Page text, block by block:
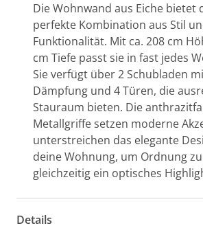
Die Wohnwand aus Eiche bietet
perfekte Kombination aus Stil
Funktionalität. Mit ca. 208 cm
cm Tiefe passt sie in fast jedes
Sie verfügt über 2 Schubladen
Dämpfung und 4 Türen, die
Stauraum bieten. Die
Metallgriffe setzen moderne
unterstreichen das elegante
deine Wohnung, um Ordnung
gleichzeitig ein optisches
Details